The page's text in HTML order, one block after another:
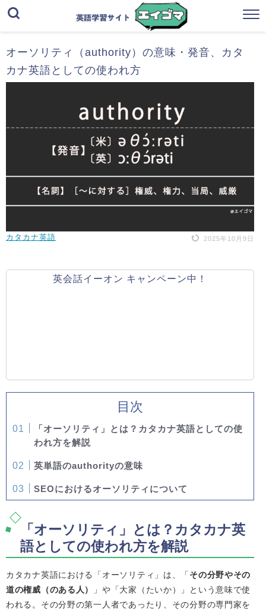
オーソリティ（authority）の意味・発音、カタ
カナ英語としての使われ方
2025年10月9日
カタカナ英語
英会話イーオン キャンペーン中！
目次
「オーソリティ」とは？カタカナ英語としての使
われ方を解説
英単語のauthorityの意味
SEOにおけるオーソリティについて
「オーソリティ」とは？カタカナ英
語としての使われ方を解説
カタカナ英語における「オーソリティ」は、「 その分野やその
道の権威（のある人）
」や「大家（たいか）」という意味で使
われる。その分野の第一人者であったり、その分野の専門家を